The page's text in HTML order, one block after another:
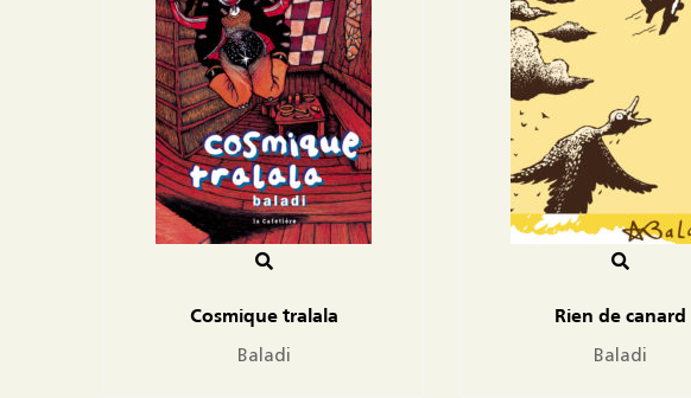
Cosmique tralala
Baladi
Rien de canard
Baladi